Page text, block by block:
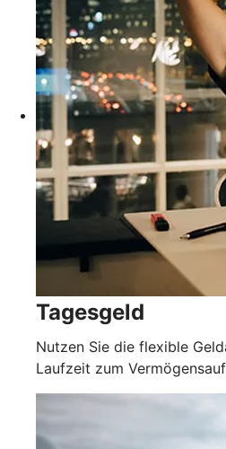
Tagesgeld
Nutzen Sie die flexible
Laufzeit zum